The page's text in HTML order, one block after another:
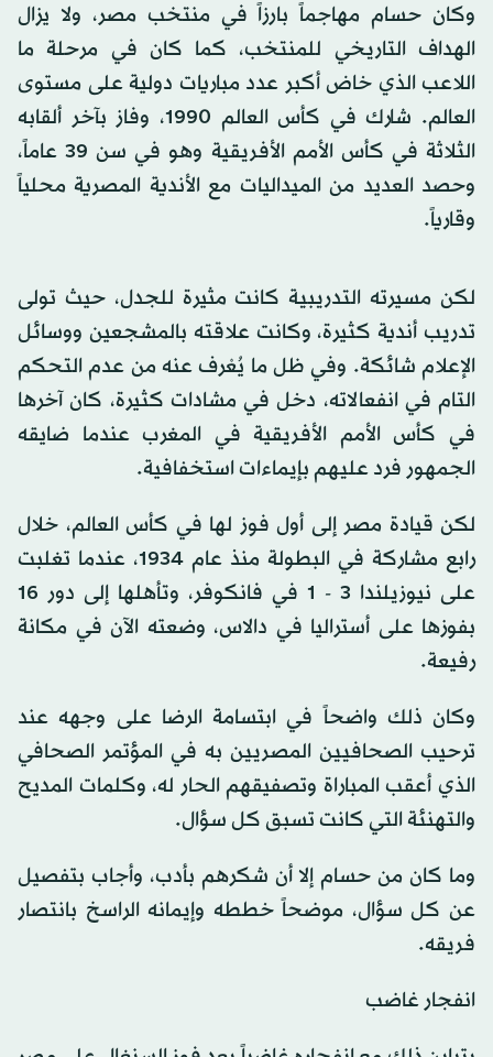
وكان حسام مهاجماً بارزاً في منتخب مصر، ولا يزال
الهداف التاريخي للمنتخب، كما كان في مرحلة ما
اللاعب الذي خاض أكبر عدد مباريات دولية على مستوى
العالم. شارك في كأس العالم 1990، وفاز بآخر ألقابه
الثلاثة في كأس الأمم الأفريقية وهو في سن 39 عاماً،
وحصد العديد من الميداليات مع الأندية المصرية محلياً
وقارياً.
لكن مسيرته التدريبية كانت مثيرة للجدل، حيث تولى
تدريب أندية كثيرة، وكانت علاقته بالمشجعين ووسائل
الإعلام شائكة. وفي ظل ما يُعْرف عنه من عدم التحكم
التام في انفعالاته، دخل في مشادات كثيرة، كان آخرها
في كأس الأمم الأفريقية في المغرب عندما ضايقه
الجمهور فرد عليهم بإيماءات استخفافية.
لكن قيادة مصر إلى أول فوز لها في كأس العالم، خلال
رابع مشاركة في البطولة منذ عام 1934، عندما تغلبت
على نيوزيلندا 3 - 1 في فانكوفر، وتأهلها إلى دور 16
بفوزها على أستراليا في دالاس، وضعته الآن في مكانة
رفيعة.
وكان ذلك واضحاً في ابتسامة الرضا على وجهه عند
ترحيب الصحافيين المصريين به في المؤتمر الصحافي
الذي أعقب المباراة وتصفيقهم الحار له، وكلمات المديح
والتهنئة التي كانت تسبق كل سؤال.
وما كان من حسام إلا أن شكرهم بأدب، وأجاب بتفصيل
عن كل سؤال، موضحاً خططه وإيمانه الراسخ بانتصار
فريقه.
انفجار غاضب